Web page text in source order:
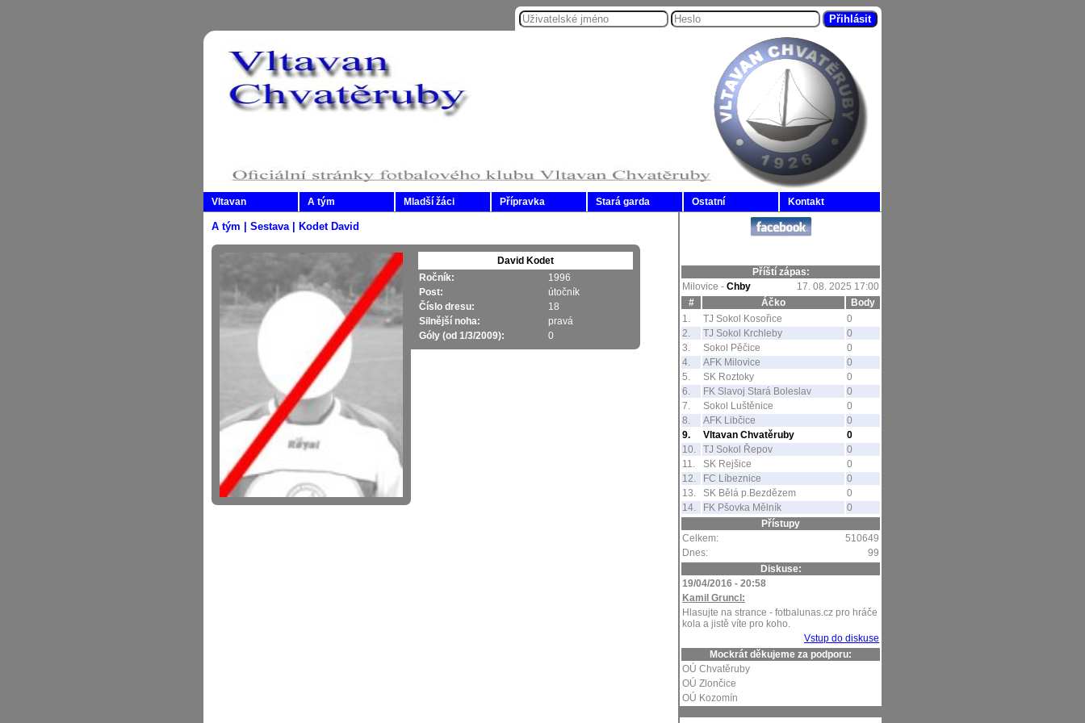
Vltavan A tým Mladší žáci Přípravka Stará garda Ostatní Kontakt
Příští zápas:
Milovice - Chby
17. 08. 2025 17:00
#
Áčko
Body
1.
TJ Sokol Kosořice
0
2.
TJ Sokol Krchleby
0
3.
Sokol Pěčice
0
4.
AFK Milovice
0
5.
SK Roztoky
0
6.
FK Slavoj Stará Boleslav
0
7.
Sokol Luštěnice
0
8.
AFK Libčice
0
9.
Vltavan Chvatěruby
0
10.
TJ Sokol Řepov
0
11.
SK Rejšice
0
12.
FC Líbeznice
0
13.
SK Bělá p.Bezdězem
0
14.
FK Pšovka Mělník
0
Přístupy
Celkem:
510649
Dnes:
99
Diskuse:
19/04/2016 - 20:58
Kamil Gruncl:
Hlasujte na strance - fotbalunas.cz pro hráče
kola a jistě víte pro koho.
Vstup do diskuse
Mockrát děkujeme za podporu:
OÚ Chvatěruby
OÚ Zlončice
OÚ Kozomín
A tým | Sestava | Kodet David
David Kodet
Ročník:
1996
Post:
útočník
Číslo dresu:
18
Silnější noha:
pravá
Góly (od 1/3/2009):
0